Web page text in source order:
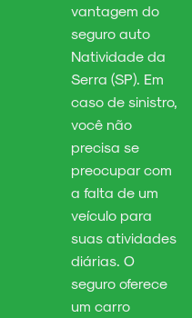
vantagem do
seguro auto
Natividade da
Serra (SP). Em
caso de sinistro,
você não
precisa se
preocupar com
a falta de um
veículo para
suas atividades
diárias. O
seguro oferece
um carro